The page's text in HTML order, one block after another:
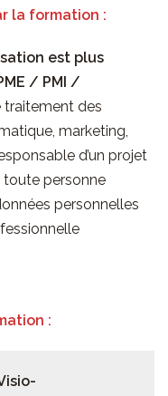
la formation :
est plus
/ PMI /
traitement des
marketing,
d’un projet
toute personne
personnelles
: